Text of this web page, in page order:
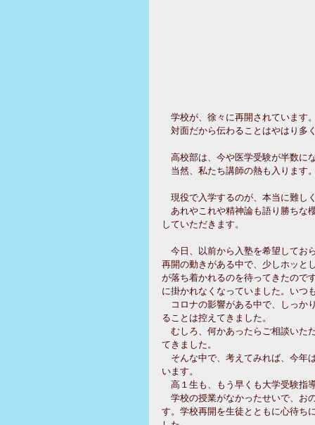
学校が、徐々に再開されています
対面だから伝わることはやはり多
高校部は、今や医学受験が半数にな
当然、私たち講師の熱も入ります。
現役で入学するのが、本当に難し
あれやこれや精神論も語り勝ちな
していただきます。
今日、以前から入塾を希望してお
再開の動きがある中で、少しホッと
が落ち着かれるのを待ってきたので
に掛かれなくなっていました。いつ
コロナの影響がある中で、しっか
ることは控えてきました。
むしろ、何かあったらご相談いた
てきました。
そんな中で、考えてみれば、今年
います。
高１生も、もう早くも大学受験指
学校の授業がなかったせいで、お
す。学校再開を生徒とともに心待ち